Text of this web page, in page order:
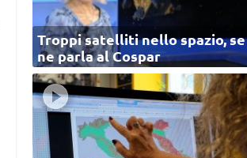
Troppi satelliti nello spazio, se
ne parla al Cospar